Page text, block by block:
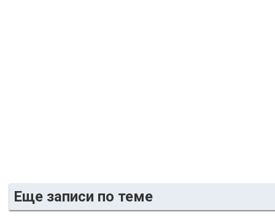
Еще записи по теме